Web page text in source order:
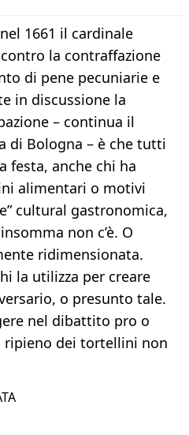
1661 il cardinale
la contraffazione
di pene pecuniarie e
in discussione la
– continua il
di Bologna – è che tutti
festa, anche chi ha
alimentari o motivi
cultural gastronomica,
non c’è. O
ridimensionata.
la utilizza per creare
o presunto tale.
nel dibattito pro o
ripieno dei tortellini non